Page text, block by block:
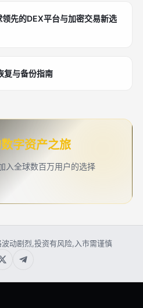
先的DEX平台与加密交易新选
复与备份指南
字资产之旅
入全球数百万用户的选择
动剧烈,投资有风险,入市需谨慎